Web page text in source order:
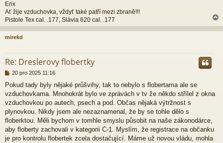
Erix
Ať žije vzduchovka, vždyť také patří mezi zbraně!!!
Pistole Tex cal. .177, Slávia 620 cal. .177
a
h
mirekd
Re: Dreslerovy flobertky
P
í
s
p
ě
v
e
k
20 pro 2025 11:16
Pokud tady byly nějaké průšvihy, tak to nebylo s flobertama ale se
vzduchovkama. Mnohokrát bylo ve zprávách v tv že někdo střílel z okna
vzduchovkou po autech, psech a pod. Občas nějaká výtržnost s
plynovkou. Nikdy jsem ale nezaznamenal, že by se tohle dělo s
floberktou. Měli bychom v tomhle smyslu působit na naše zákonodárce,
aby floberty zachovali v kategorii C-1. Myslím, že registrace na občanku
je pro kontrolu flobertek zcela dostačující. Máme už novou vládu, mohla